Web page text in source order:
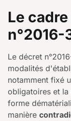
Le
n°2016-
Le décret
modalités
notamment fixé
obligatoires et
forme
manière